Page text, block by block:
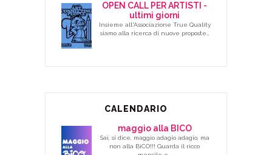
OPEN CALL PER ARTISTI -
ultimi giorni
Insieme all'Associazione True Quality
siamo alla ricerca di nuove proposte…
CALENDARIO
maggio alla BICO
Sai, si dice, maggio adagio adagio, ma
non alla BiCO!!! Guarda il ricco